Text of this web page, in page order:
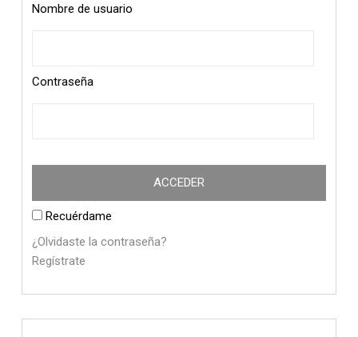
Nombre de usuario
Contraseña
Recuérdame
¿Olvidaste la contraseña?
Regístrate